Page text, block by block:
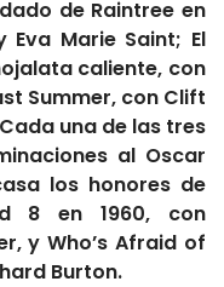
de Raintree en
Marie Saint; El
caliente, con
Summer, con Clift
una de las tres
al Oscar
los honores de
8 en 1960, con
y Who’s Afraid of
Burton.